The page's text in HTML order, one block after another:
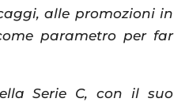
alle promozioni in
parametro per far
Serie C, con il suo